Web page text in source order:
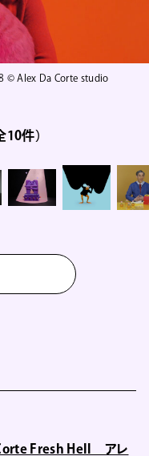
© Alex Da Corte studio
10件）
Fresh Hell アレ